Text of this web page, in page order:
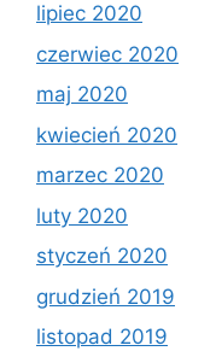
lipiec 2020
czerwiec 2020
maj 2020
kwiecień 2020
marzec 2020
luty 2020
styczeń 2020
grudzień 2019
listopad 2019